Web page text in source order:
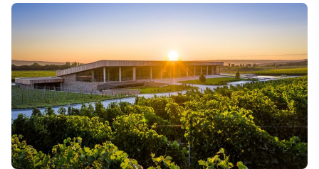
встроить в отпуск. Собрали главное о винодельнях,
планах сезона и винах, на которые стоит обратить